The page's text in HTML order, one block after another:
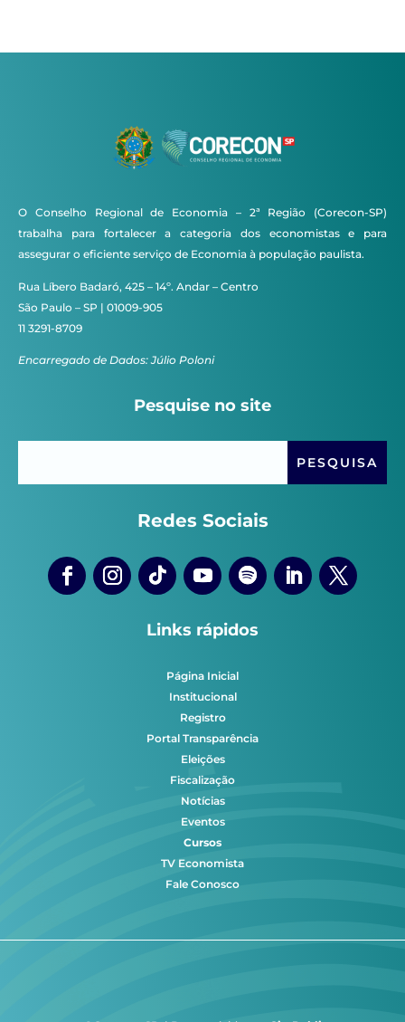
O Conselho Regional de Economia – 2ª Região (Corecon-SP)
trabalha para fortalecer a categoria dos economistas e para
assegurar o eficiente serviço de Economia à população paulista.
Rua Líbero Badaró, 425 – 14º. Andar – Centro
São Paulo – SP | 01009-905
11 3291-8709
Encarregado de Dados: Júlio Poloni
Pesquise no site
Redes Sociais
Links rápidos
Página Inicial
Institucional
Registro
Portal Transparência
Eleições
Fiscalização
Notícias
Eventos
Cursos
TV Economista
Fale Conosco